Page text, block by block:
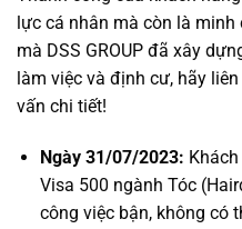
lực cá nhân mà còn là
mà DSS GROUP đã xây
làm việc và định cư, hãy
vấn chi tiết!
Ngày 31/07/2023:
Visa 500 ngành Tóc
công việc bận, không có